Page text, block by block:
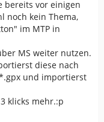
bereits vor einigen
noch kein Thema,
im MTP in
MS weiter nutzen.
diese nach
und importierst
klicks mehr.:p